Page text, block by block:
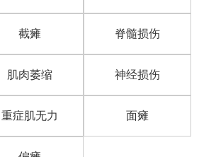
截瘫 脊髓损伤
肌肉萎缩 神经损伤
重症肌无力 面瘫